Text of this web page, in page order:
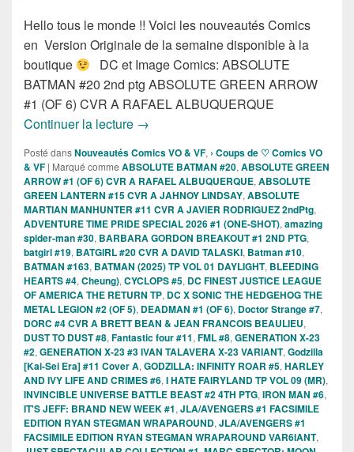
Hello tous le monde !! Voici les nouveautés Comics
en Version Originale de la semaine disponible à la
boutique
DC et Image Comics: ABSOLUTE
BATMAN #20 2nd ptg ABSOLUTE GREEN ARROW
#1 (OF 6) CVR A RAFAEL ALBUQUERQUE
Continuer la lecture Sortie des comics VO de la semaine
→
Posté dansNouveautés Comics VO & VF, › Coups de ♡ Comics VO
& VF | Marqué comme ABSOLUTE BATMAN #20, ABSOLUTE GREEN
ARROW #1 (OF 6) CVR A RAFAEL ALBUQUERQUE, ABSOLUTE
GREEN LANTERN #15 CVR A JAHNOY LINDSAY, ABSOLUTE
MARTIAN MANHUNTER #11 CVR A JAVIER RODRIGUEZ 2ndPtg,
ADVENTURE TIME PRIDE SPECIAL 2026 #1 (ONE-SHOT), amazing
spider-man #30, BARBARA GORDON BREAKOUT #1 2ND PTG,
batgirl #19, BATGIRL #20 CVR A DAVID TALASKI, Batman #10,
BATMAN #163, BATMAN (2025) TP VOL 01 DAYLIGHT, BLEEDING
HEARTS #4, Cheung), CYCLOPS #5, DC FINEST JUSTICE LEAGUE
OF AMERICA THE RETURN TP, DC X SONIC THE HEDGEHOG THE
METAL LEGION #2 (OF 5), DEADMAN #1 (OF 6), Doctor Strange #7,
DORC #4 CVR A BRETT BEAN & JEAN FRANCOIS BEAULIEU,
DUST TO DUST #8, Fantastic four #11, FML #8, GENERATION X-23
#2, GENERATION X-23 #3 IVAN TALAVERA X-23 VARIANT, Godzilla
[Kai-Sei Era] #11 Cover A, GODZILLA: INFINITY ROAR #5, HARLEY
AND IVY LIFE AND CRIMES #6, I HATE FAIRYLAND TP VOL 09 (MR),
INVINCIBLE UNIVERSE BATTLE BEAST #2 4TH PTG, IRON MAN #6,
IT'S JEFF: BRAND NEW WEEK #1, JLA/AVENGERS #1 FACSIMILE
EDITION RYAN STEGMAN WRAPAROUND, JLA/AVENGERS #1
FACSIMILE EDITION RYAN STEGMAN WRAPAROUND VAR6IANT,